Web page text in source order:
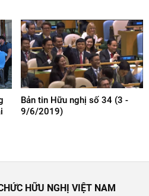
Bản tin Hữu nghị số 34 (3 -
9/6/2019)
HỮU NGHỊ VIỆT NAM